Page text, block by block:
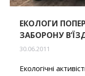
ЕКОЛОГИ
ЗАБОРОНУ
30.06.2011
Екологічні